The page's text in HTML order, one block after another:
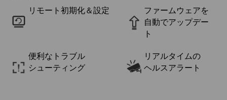
リモート初期化＆設定
ファームウェアを
自動でアップデー
ト
便利なトラブル
シューティング
リアルタイムの
ヘルスアラート